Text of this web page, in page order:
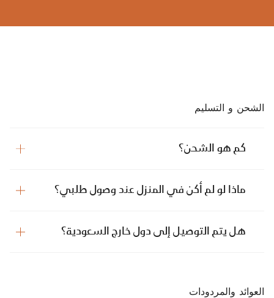
الشحن و التسليم
كم هو الشحن؟
ماذا لو لم أكن في المنزل عند وصول طلبي؟
هل يتم التوصيل إلى دول خارج السعودية؟
العوائد والمردودات